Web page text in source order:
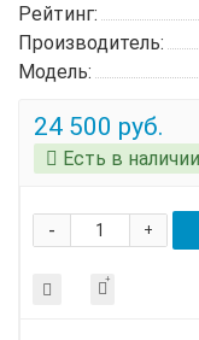
Рейтинг:
Производитель:
Модель:
24 500 руб.
Есть в наличии
+
-